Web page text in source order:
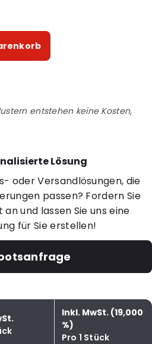
entstehen keine Kosten,
Lösung
oder Versandlösungen, die
passen? Fordern Sie
und lassen Sie uns eine
für Sie erstellen!
Inkl. MwSt. (19,000
%)
Pro 1 Stück